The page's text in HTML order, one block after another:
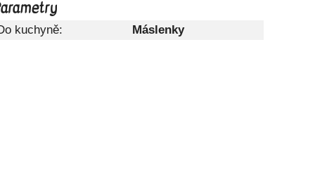
kuchyně: Máslenky